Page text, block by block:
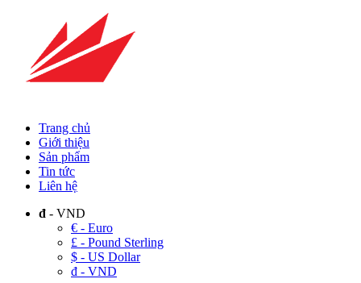
Trang chủ
Giới thiệu
Sản phẩm
Tin tức
Liên hệ
đ - VND
€ - Euro
£ - Pound Sterling
$ - US Dollar
đ - VND